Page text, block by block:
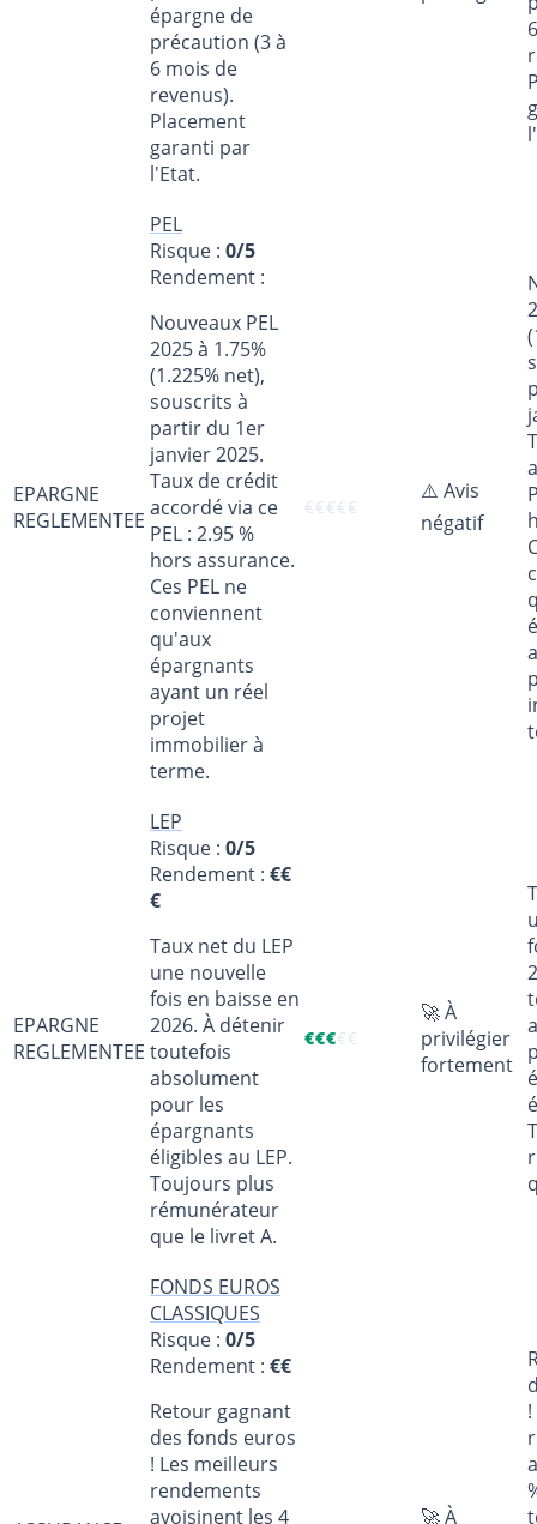
épargne de
précaution (3 à
6 mois de
revenus).
Placement
garanti par
l'Etat.
EPARGNE
REGLEMENTEE
PEL
Risque : 0/5
Rendement :
Nouveaux PEL
2025 à 1.75%
(1.225% net),
souscrits à
partir du 1er
janvier 2025.
Taux de crédit
accordé via ce
PEL : 2.95 %
hors assurance.
Ces PEL ne
conviennent
qu'aux
épargnants
ayant un réel
projet
immobilier à
terme.
€€€€€
⚠️ Avis
négatif
EPARGNE
REGLEMENTEE
LEP
Risque : 0/5
Rendement : €€
€
Taux net du LEP
une nouvelle
fois en baisse en
2026. À détenir
toutefois
absolument
pour les
épargnants
éligibles au LEP.
Toujours plus
rémunérateur
que le livret A.
€€€€€
🚀 À
privilégier
fortement
FONDS EUROS
CLASSIQUES
Risque : 0/5
Rendement : €€
Retour gagnant
des fonds euros
! Les meilleurs
rendements
avoisinent les 4
🚀 À